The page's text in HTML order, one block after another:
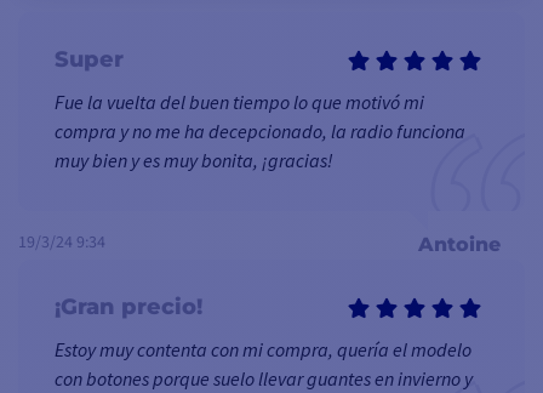
Super
Fue la vuelta del buen tiempo lo que motivó mi
compra y no me ha decepcionado, la radio funciona
muy bien y es muy bonita, ¡gracias!
19/3/24 9:34 Antoine
¡Gran precio!
Estoy muy contenta con mi compra, quería el modelo
con botones porque suelo llevar guantes en invierno y